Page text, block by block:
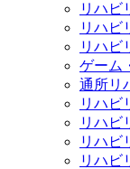
リハビ
リハビ
リハビ
ゲーム
通所リ
リハビ
リハビ
リハビ
リハビ